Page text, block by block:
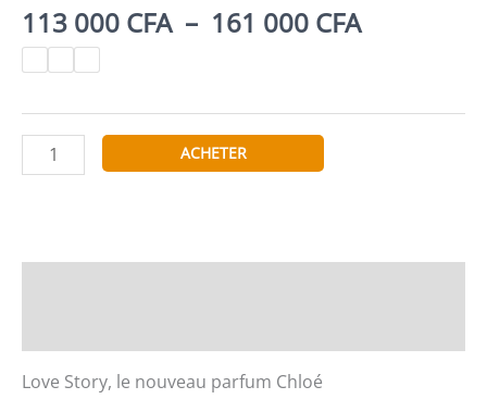
113 000 CFA – 161 000 CFAPlage
quantité
de
Eau
ACHETER
Love Story, le nouveau parfum Chloé